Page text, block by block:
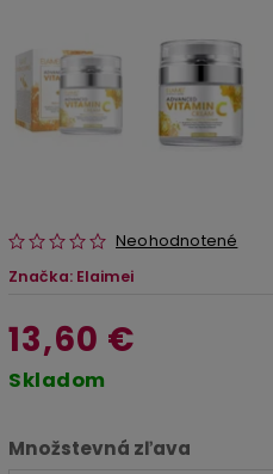
Neohodnotené
Značka: Elaimei
13,60 €
Skladom
Množstevná zľava